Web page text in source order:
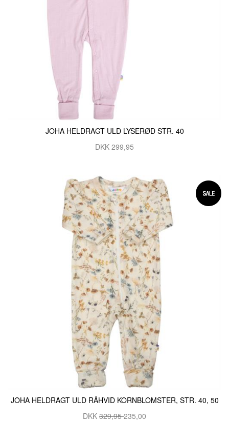
JOHA HELDRAGT ULD LYSERØD STR. 40
DKK 299,95
JOHA HELDRAGT ULD RÅHVID KORNBLOMSTER, STR. 40, 50
DKK 329,95235,00